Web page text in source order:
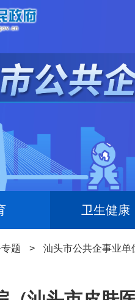
卫生健康
题 > 汕头市公共企事业单